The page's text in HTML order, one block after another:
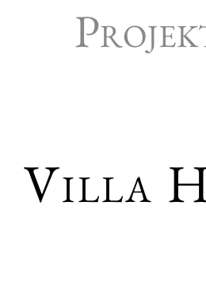
Villa